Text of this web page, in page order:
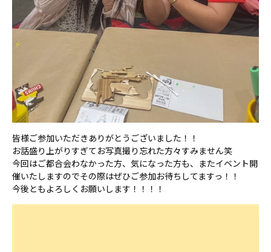
皆様ご参加いただきありがとうございました！！
お話盛り上がりすぎてお写真撮り忘れた方々すみません笑
今回はご都合会わなかった方、気になった方も、またイベント開
催いたしますのでその際はぜひご参加お待ちしてますっ！！
今後ともよろしくお願いします！！！！